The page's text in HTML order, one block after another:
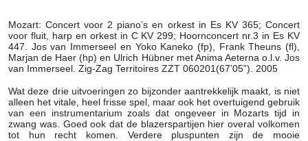
Mozart: Concert voor 2 piano’s en orkest in Es KV 365; Concert
voor fluit, harp en orkest in C KV 299; Hoornconcert nr.3 in Es KV
447. Jos van Immerseel en Yoko Kaneko (fp), Frank Theuns (fl),
Marjan de Haer (hp) en Ulrich Hübner met Anima Aeterna o.l.v. Jos
van Immerseel. Zig-Zag Territoires ZZT 060201(67’05”). 2005
Wat deze drie uitvoeringen zo bijzonder aantrekkelijk maakt, is niet
alleen het vitale, heel frisse spel, maar ook het overtuigend gebruik
van een instrumentarium zoals dat ongeveer in Mozarts tijd in
zwang was. Goed ook dat de blazerspartijen hier overal volkomen
tot hun recht komen. Verdere pluspunten zijn de mooie